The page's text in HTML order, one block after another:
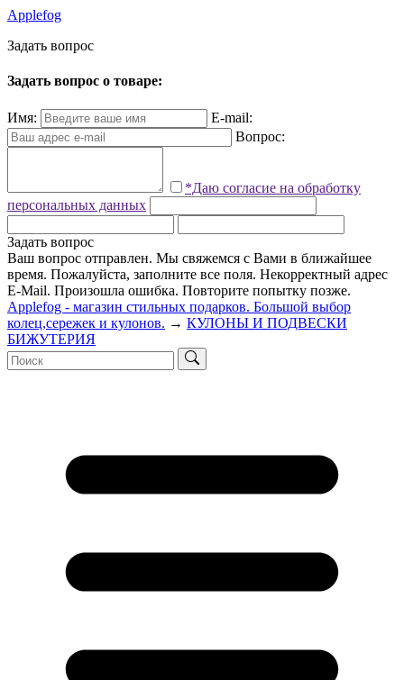
Applefog
Задать вопрос
Задать вопрос о товаре:
Имя:
E-mail:
Вопрос:
*Даю согласие на обработку
персональных данных
Задать вопрос
Ваш вопрос отправлен. Мы свяжемся с Вами в ближайшее
время. Пожалуйста, заполните все поля. Некорректный адрес
E-Mail. Произошла ошибка. Повторите попытку позже.
Applefog - магазин стильных подарков. Большой выбор
колец,сережек и кулонов. → КУЛОНЫ И ПОДВЕСКИ
БИЖУТЕРИЯ